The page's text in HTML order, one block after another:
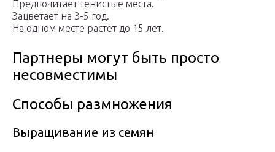
Предпочитает тенистые места.
Зацветает на 3-5 год.
На одном месте растёт до 15 лет.
Партнеры могут быть просто
несовместимы
Способы размножения
Выращивание из семян